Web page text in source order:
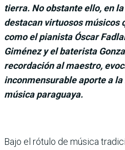
tierra. No obstante ello, en
destacan virtuosos músicos
como el pianista Óscar
Giménez y el baterista
recordación al maestro,
inconmensurable aporte a
música paraguaya.
Bajo el rótulo de música